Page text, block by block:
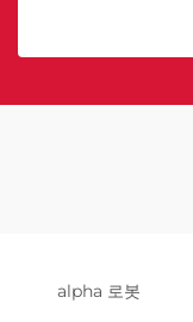
alpha 로봇